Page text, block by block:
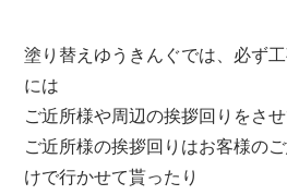
塗り替えゆうきんぐでは、必ず
には
ご近所様や周辺の挨拶回りをさ
ご近所様の挨拶回りはお客様の
けで行かせて貰ったり